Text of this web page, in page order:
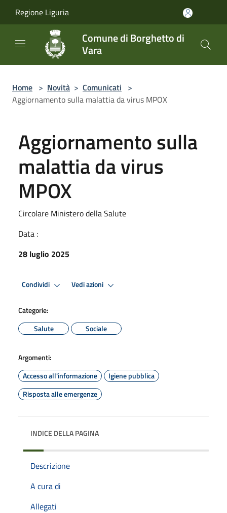
Regione Liguria
Comune di Borghetto di
Vara
Home > Novità > Comunicati >
Aggiornamento sulla malattia da virus MPOX
Aggiornamento sulla
malattia da virus
MPOX
Circolare Ministero della Salute
Data :
28 luglio 2025
Condividi Vedi azioni
Categorie:
Salute
Sociale
Argomenti:
Accesso all'informazione
Igiene pubblica
Risposta alle emergenze
INDICE DELLA PAGINA
Descrizione
A cura di
Allegati